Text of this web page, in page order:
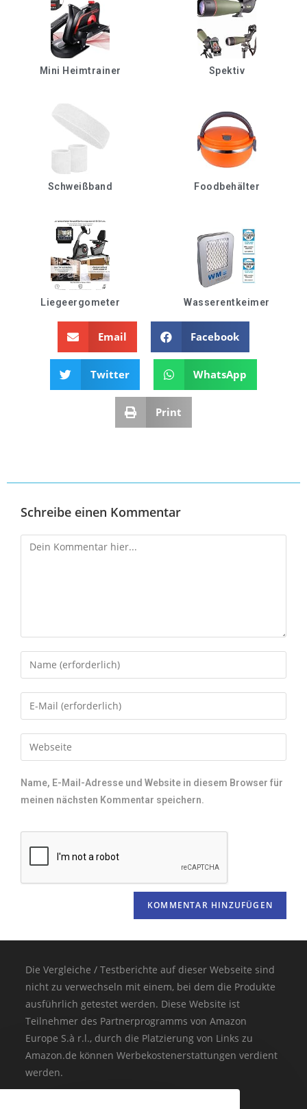
Mini Heimtrainer Spektiv
Schweißband Foodbehälter
Liegeergometer Wasserentkeimer
Email Facebook
Twitter WhatsApp
Print
Schreibe einen Kommentar
Name, E-Mail-Adresse und Website in diesem Browser für
meinen nächsten Kommentar speichern.
Die Vergleiche / Testberichte auf dieser Webseite sind
nicht zu verwechseln mit einem, bei dem die Produkte
ausführlich getestet werden. Diese Website ist
Teilnehmer des Partnerprogramms von Amazon
Europe S.à r.l., durch die Platzierung von Links zu
Amazon.de können Werbekostenerstattungen verdient
werden.